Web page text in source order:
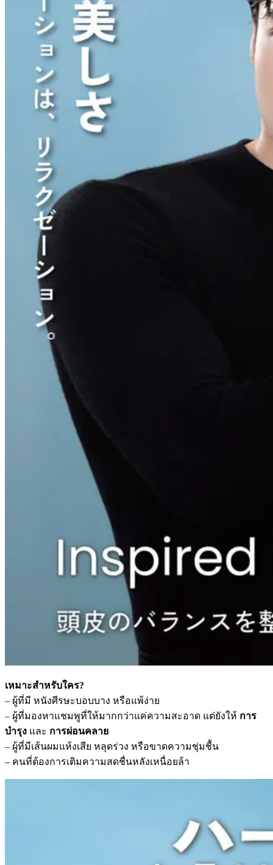
เหมาะสำหรับใคร?
– ผู้ที่มี หนังศีรษะบอบบาง หรือแพ้ง่าย
– ผู้ที่มองหาแชมพูที่ให้มากกว่าแค่ความสะอาด แต่ยังให้ การ
บำรุง และ การผ่อนคลาย
– ผู้ที่มีเส้นผมแห้งเสีย หลุดร่วง หรือขาดความชุ่มชื้น
– คนที่ต้องการเติมความสดชื่นหลังเหนื่อยล้า